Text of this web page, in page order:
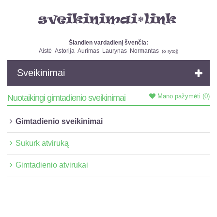
Šiandien vardadienį švenčia:
Aistė Astorija Aurimas Laurynas Normantas (o rytoj)
Sveikinimai
Mano pažymėti (0)
Nuotaikingi gimtadienio sveikinimai
Gimtadienio sveikinimai
Sukurk atviruką
Gimtadienio atvirukai